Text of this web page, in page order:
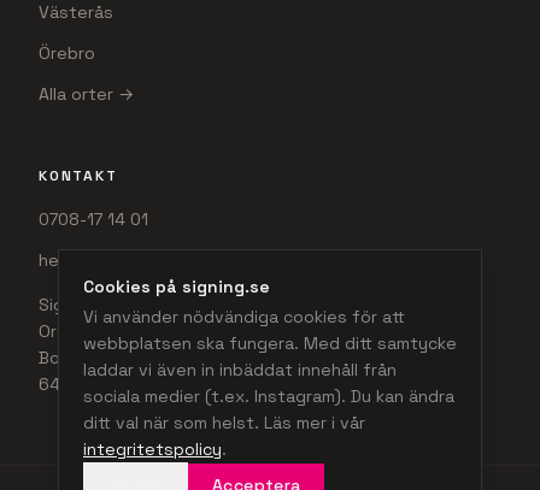
Västerås
Örebro
Alla orter →
KONTAKT
0708-17 14 01
hej@signing.se
Signing AB
Org.nr 556642-1334
Bondegatan 44E
645 32 Strängnäs
Cookies på signing.se
Vi använder nödvändiga cookies för att
webbplatsen ska fungera. Med ditt samtycke
laddar vi även in inbäddat innehåll från
sociala medier (t.ex. Instagram). Du kan ändra
ditt val när som helst. Läs mer i vår
integritetspolicy.
Acceptera